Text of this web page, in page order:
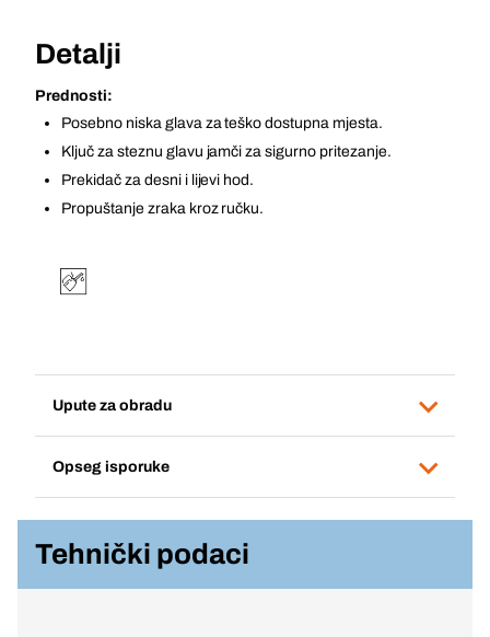
Detalji
Prednosti:
Posebno niska glava za teško dostupna mjesta.
Ključ za steznu glavu jamči za sigurno pritezanje.
Prekidač za desni i lijevi hod.
Propuštanje zraka kroz ručku.
Upute za obradu
Opseg isporuke
Tehnički podaci